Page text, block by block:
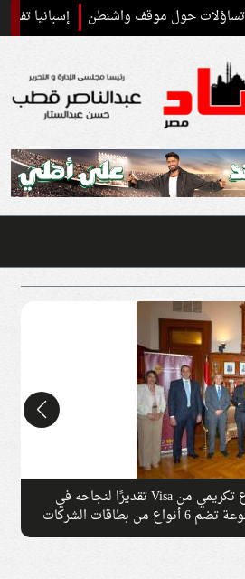
حول موقف واشنطن إسبانيا تفرض ضوابط
بنك مصر يحصل على درع تكريمي من Visa تقديرًا لنجاحه في
إطلاق باقة متكاملة ومتنوعة تضم 6 أنواع من بطاقات الشركات